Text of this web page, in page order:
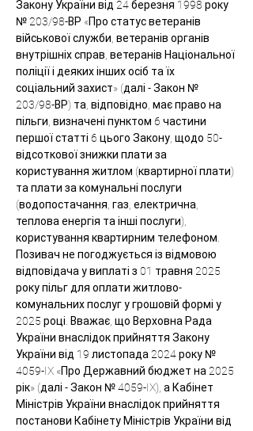
Закону України від 24 березня 1998 року
№ 203/98-ВР «Про статус ветеранів
військової служби, ветеранів органів
внутрішніх справ, ветеранів Національної
поліції і деяких інших осіб та їх
соціальний захист» (далі - Закон №
203/98-ВР) та, відповідно, має право на
пільги, визначені пунктом 6 частини
першої статті 6 цього Закону, щодо 50-
відсоткової знижки плати за
користування житлом (квартирної плати)
та плати за комунальні послуги
(водопостачання, газ, електрична,
теплова енергія та інші послуги),
користування квартирним телефоном.
Позивач не погоджується із відмовою
відповідача у виплаті з 01 травня 2025
року пільг для оплати житлово-
комунальних послуг у грошовій формі у
2025 році. Вважає, що Верховна Рада
України внаслідок прийняття Закону
України від 19 листопада 2024 року №
4059-IX «Про Державний бюджет на 2025
рік» (далі - Закон № 4059-IX), а Кабінет
Міністрів України внаслідок прийняття
постанови Кабінету Міністрів України від